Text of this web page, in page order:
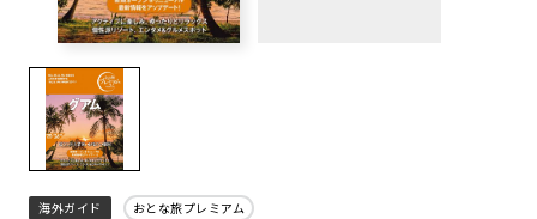
海外ガイド おとな旅プレミアム